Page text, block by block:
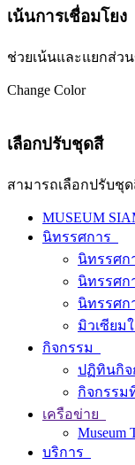
เน้นการเชื่อมโยง
ช่วยเน้นและแยกส่ว
Change Color
เลือกปรับชุดสี
สามารถเลือกปรับชุ
MUSEUM
นิทรรศการ
นิทรรศก
นิทรรศก
นิทรรศก
มิวเซียม
กิจกรรม
ปฏิทินกิจ
กิจกรรม
เครือข่าย
Museum
บริการ